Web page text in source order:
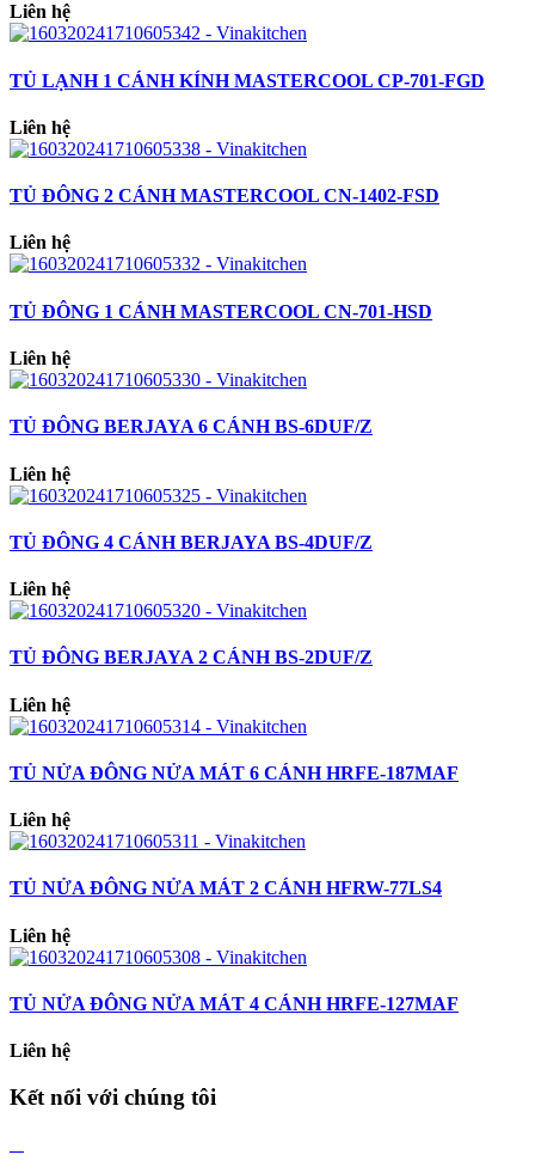
Liên hệ
TỦ LẠNH 1 CÁNH KÍNH MASTERCOOL CP-701-FGD
Liên hệ
TỦ ĐÔNG 2 CÁNH MASTERCOOL CN-1402-FSD
Liên hệ
TỦ ĐÔNG 1 CÁNH MASTERCOOL CN-701-HSD
Liên hệ
TỦ ĐÔNG BERJAYA 6 CÁNH BS-6DUF/Z
Liên hệ
TỦ ĐÔNG 4 CÁNH BERJAYA BS-4DUF/Z
Liên hệ
TỦ ĐÔNG BERJAYA 2 CÁNH BS-2DUF/Z
Liên hệ
TỦ NỬA ĐÔNG NỬA MÁT 6 CÁNH HRFE-187MAF
Liên hệ
TỦ NỬA ĐÔNG NỬA MÁT 2 CÁNH HFRW-77LS4
Liên hệ
TỦ NỬA ĐÔNG NỬA MÁT 4 CÁNH HRFE-127MAF
Liên hệ
Kết nối với chúng tôi